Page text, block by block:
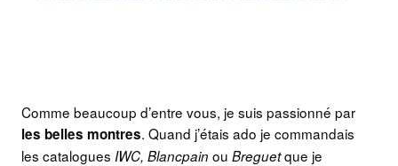
Comme beaucoup d’entre vous, je suis passionné par
les belles montres. Quand j’étais ado je commandais
les catalogues IWC, Blancpain ou Breguetque je